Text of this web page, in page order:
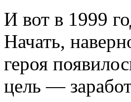
И вот в 1999
Начать,
героя
цель —